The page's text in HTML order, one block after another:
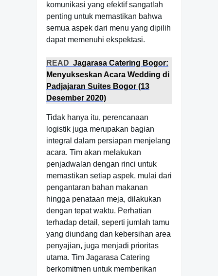
komunikasi yang efektif sangatlah
penting untuk memastikan bahwa
semua aspek dari menu yang dipilih
dapat memenuhi ekspektasi.
READ Jagarasa Catering Bogor:
Menyukseskan Acara Wedding di
Padjajaran Suites Bogor (13
Desember 2020)
Tidak hanya itu, perencanaan
logistik juga merupakan bagian
integral dalam persiapan menjelang
acara. Tim akan melakukan
penjadwalan dengan rinci untuk
memastikan setiap aspek, mulai dari
pengantaran bahan makanan
hingga penataan meja, dilakukan
dengan tepat waktu. Perhatian
terhadap detail, seperti jumlah tamu
yang diundang dan kebersihan area
penyajian, juga menjadi prioritas
utama. Tim Jagarasa Catering
berkomitmen untuk memberikan